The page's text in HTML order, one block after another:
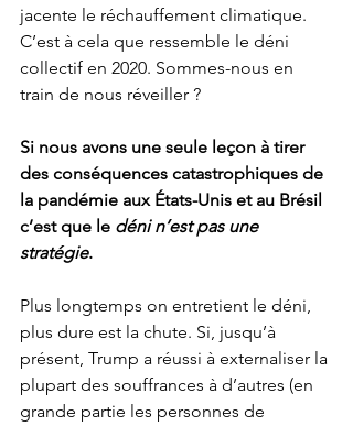
jacente le réchauffement climatique.
C’est à cela que ressemble le déni
collectif en 2020. Sommes-nous en
train de nous réveiller ?
Si nous avons une seule leçon à tirer
des conséquences catastrophiques de
la pandémie aux États-Unis et au Brésil
c’est que le déni n’est pas une
stratégie.
Plus longtemps on entretient le déni,
plus dure est la chute. Si, jusqu’à
présent, Trump a réussi à externaliser la
plupart des souffrances à d’autres (en
grande partie les personnes de